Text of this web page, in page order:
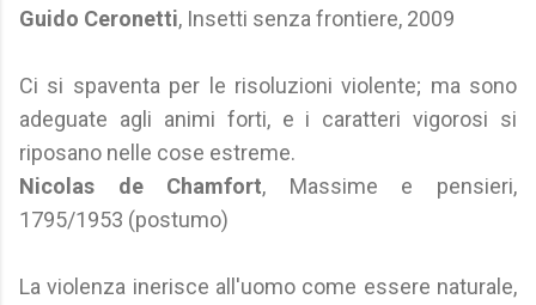
Guido Ceronetti, Insetti senza frontiere, 2009
Ci si spaventa per le risoluzioni violente; ma sono
adeguate agli animi forti, e i caratteri vigorosi si
riposano nelle cose estreme.
Nicolas de Chamfort, Massime e pensieri,
1795/1953 (postumo)
La violenza inerisce all'uomo come essere naturale,